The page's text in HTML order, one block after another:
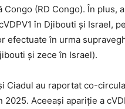
Congo (RD Congo). În plus,
în Djibouti și Israel,
efectuate în urma
și zece în Israel).
Ciadul au raportat co-
2025. Aceeași apariție a